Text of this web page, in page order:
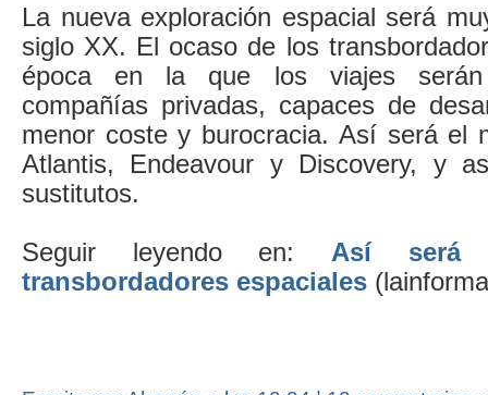
La nueva exploración espacial será
siglo XX. El ocaso de los
época en la que los viajes serán
compañías privadas, capaces de
menor coste y burocracia. Así será el
Atlantis, Endeavour y Discovery, y
sustitutos.
Seguir leyendo en: Así será
transbordadores espaciales